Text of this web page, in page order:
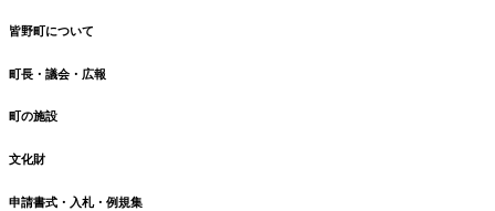
皆野町について
町長・議会・広報
町の施設
文化財
申請書式・入札・例規集